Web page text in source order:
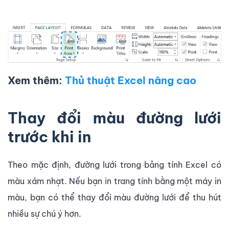
Xem thêm: Thủ thuật Excel nâng cao
Thay đổi màu đường lưới
trước khi in
Theo mặc định, đường lưới trong bảng tính Excel có
màu xám nhạt. Nếu bạn in trang tính bằng một máy in
màu, bạn có thể thay đổi màu đường lưới để thu hút
nhiều sự chú ý hơn.